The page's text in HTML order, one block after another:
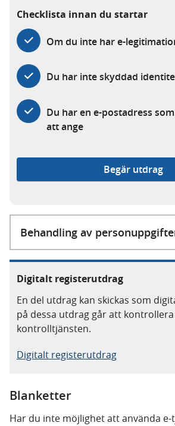
r
k
s
a
m
Checklista innan du startar
Om du inte har e-
Du har inte skyddad
Du har en e-postadress
att ange
Begär utdrag
Behandling av
Digitalt registerutdrag
En del utdrag kan skickas som
på dessa utdrag går att kontrollera
kontrolltjänsten.
Digitalt registerutdrag
Blanketter
Har du inte möjlighet att använda